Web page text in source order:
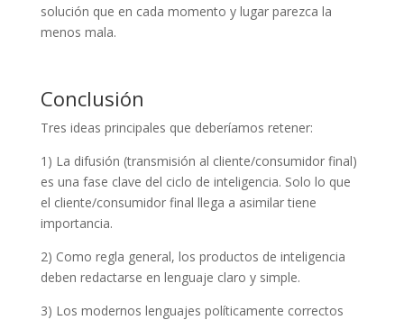
solución que en cada momento y lugar parezca la
menos mala.
Conclusión
Tres ideas principales que deberíamos retener:
1) La difusión (transmisión al cliente/consumidor final)
es una fase clave del ciclo de inteligencia. Solo lo que
el cliente/consumidor final llega a asimilar tiene
importancia.
2) Como regla general, los productos de inteligencia
deben redactarse en lenguaje claro y simple.
3) Los modernos lenguajes políticamente correctos